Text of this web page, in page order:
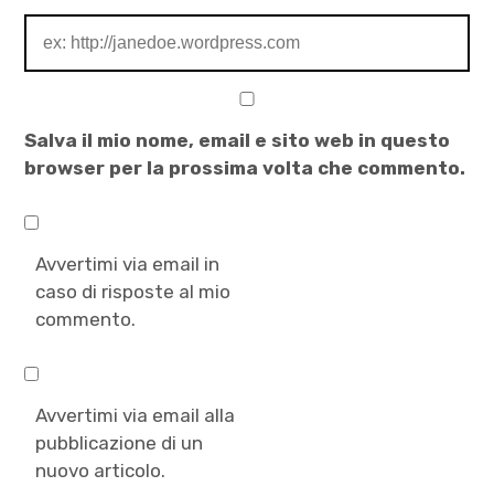
Salva il mio nome, email e sito web in questo
browser per la prossima volta che commento.
Avvertimi via email in
caso di risposte al mio
commento.
Avvertimi via email alla
pubblicazione di un
nuovo articolo.